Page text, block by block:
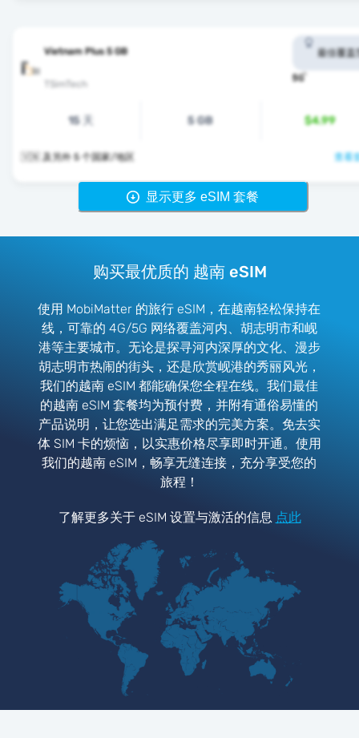
Vietnam Plus 5 GB
TSimTech
最佳覆盖
15 天 5 GB $4.99
🇻🇳 及另外 5 个国家/地区 查看
显示更多 eSIM 套餐
购买最优质的 越南 eSIM
使用 MobiMatter 的旅行 eSIM，在越南轻松保持在
线，可靠的 4G/5G 网络覆盖河内、胡志明市和岘
港等主要城市。无论是探寻河内深厚的文化、漫步
胡志明市热闹的街头，还是欣赏岘港的秀丽风光，
我们的越南 eSIM 都能确保您全程在线。我们最佳
的越南 eSIM 套餐均为预付费，并附有通俗易懂的
产品说明，让您选出满足需求的完美方案。免去实
体 SIM 卡的烦恼，以实惠价格尽享即时开通。使用
我们的越南 eSIM，畅享无缝连接，充分享受您的
旅程！
了解更多关于 eSIM 设置与激活的信息 点此